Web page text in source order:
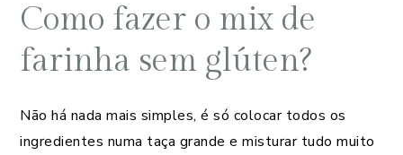
Como fazer o mix de
farinha sem glúten?
Não há nada mais simples, é só colocar todos os
ingredientes numa taça grande e misturar tudo muito